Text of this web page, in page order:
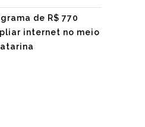
de R$ 770
internet no meio